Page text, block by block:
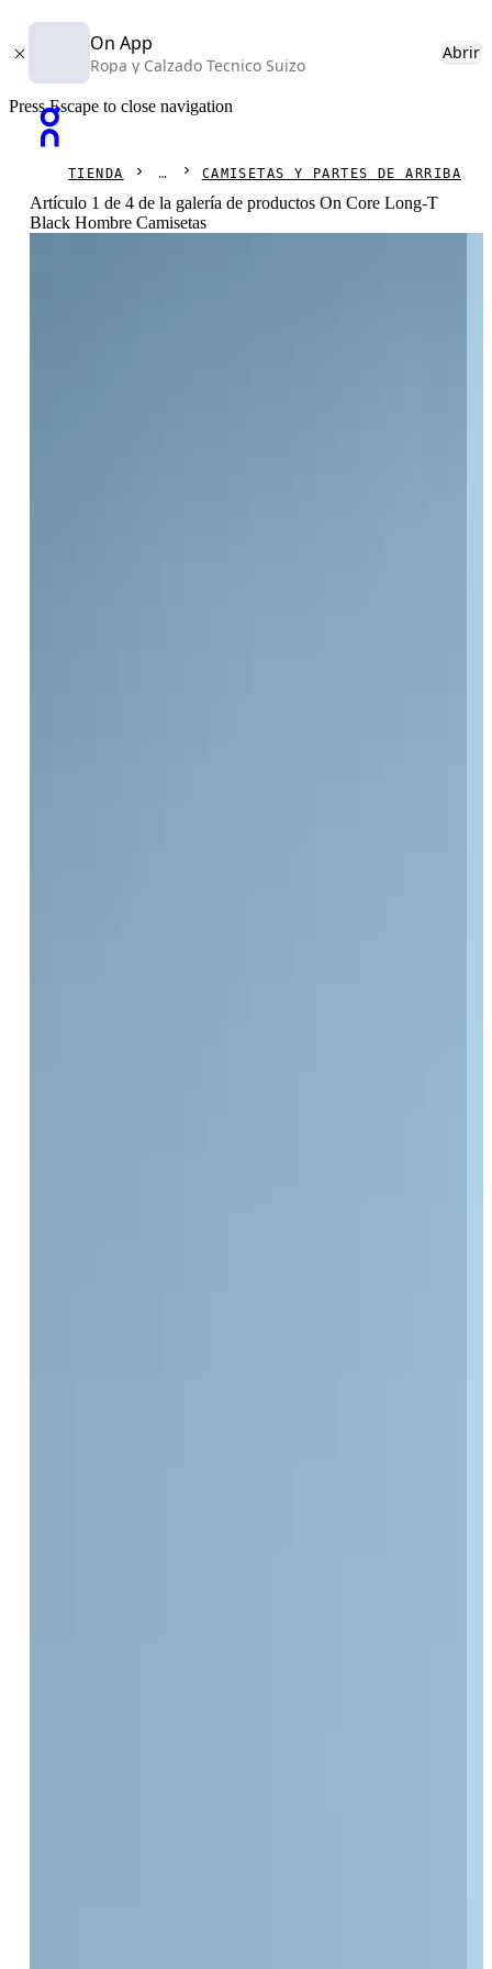
On App
Ropa y Calzado Tecnico Suizo
Abrir
Press Escape to close navigation
TIENDA CAMISETAS Y PARTES DE ARRIBA
Artículo 1 de 4 de la galería de productos On Core Long-T
Black Hombre Camisetas